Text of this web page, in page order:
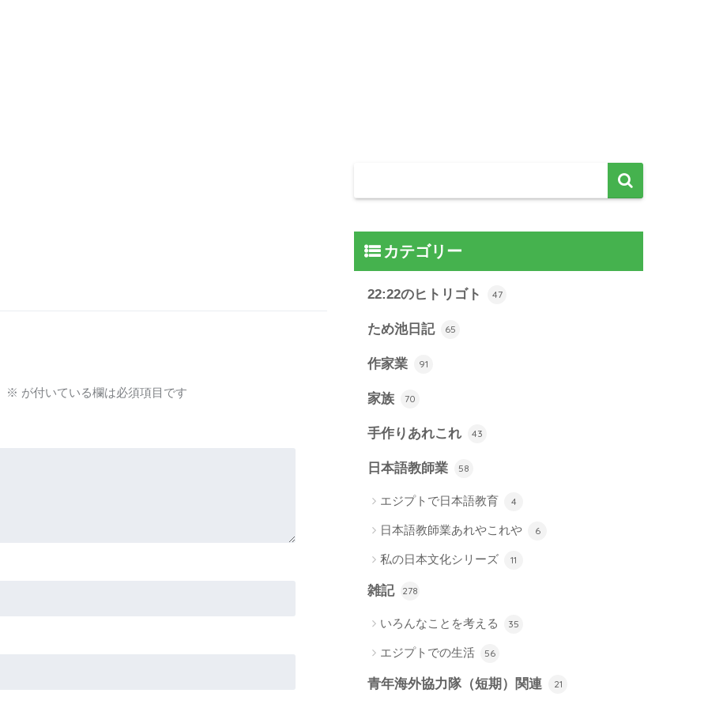
※ が付いている欄は必須項目です
カテゴリー
22:22のヒトリゴト 47
ため池日記 65
作家業 91
家族 70
手作りあれこれ 43
日本語教師業 58
エジプトで日本語教育 4
日本語教師業あれやこれや 6
私の日本文化シリーズ 11
雑記 278
いろんなことを考える 35
エジプトでの生活 56
青年海外協力隊（短期）関連 21